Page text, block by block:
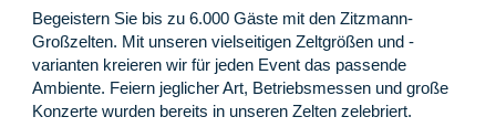
Begeistern Sie bis zu 6.000 Gäste mit den Zitzmann-
Großzelten. Mit unseren vielseitigen Zeltgrößen und -
varianten kreieren wir für jeden Event das passende
Ambiente. Feiern jeglicher Art, Betriebsmessen und große
Konzerte wurden bereits in unseren Zelten zelebriert.